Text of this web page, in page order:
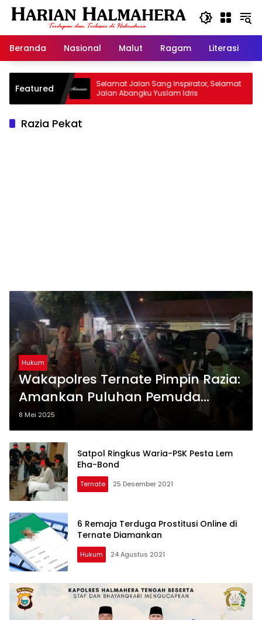
Langsung
Beranda
Nasional Malut Ragam Literasi
Featured
Selamat Jalan Sang Inspirator, Selamat
Jalan Abangku Yuslam Idris
Razia Pekat
Hukum
Wakapolres Ternate Pimpin Razia:
Amankan Puluhan Pemuda
Mabuk, 5 Postif Narkoba
8 Mei 2025
Satpol Ringkus Waria-PSK Pesta Lem
Eha-Bond
Ternate 25 Desember 2021
6 Remaja Terduga Prostitusi Online di
Ternate Diamankan
Hukum 24 Agustus 2021